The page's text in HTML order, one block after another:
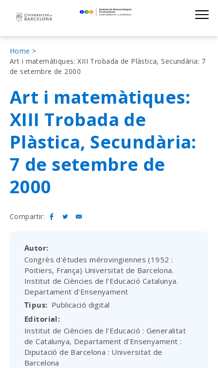
navigation
Institut de
Fil
d'Ariadna
Home
Art i matemàtiques: XIII Trobada de Plàstica, Secundària: 7
de setembre de 2000
Art i matemàtiques:
XIII Trobada de
Plàstica, Secundària:
7 de setembre de
2000
Compartir:
Autor
Congrès d'études mérovingiennes (1952 :
Poitiers, França) Universitat de Barcelona.
Institut de Ciències de l'Educació Catalunya.
Departament d'Ensenyament
Tipus Publicació digital
Editorial
Institut de Ciències de l'Educació : Generalitat
de Catalunya, Departament d'Ensenyament :
Diputació de Barcelona : Universitat de
Barcelona